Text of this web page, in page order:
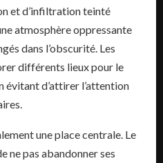
et d’infiltration teinté
atmosphère oppressante
dans l’obscurité. Les
différents lieux pour le
évitant d’attirer l’attention
une place centrale. Le
ne pas abandonner ses